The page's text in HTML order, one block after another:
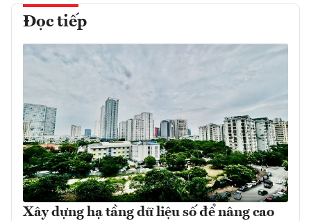
Đọc tiếp
Xây dựng hạ tầng dữ liệu số để nâng cao